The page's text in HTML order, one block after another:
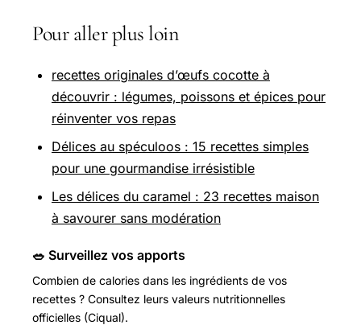
Pour aller plus loin
recettes originales d’œufs cocotte à
découvrir : légumes, poissons et épices pour
réinventer vos repas
Délices au spéculoos : 15 recettes simples
pour une gourmandise irrésistible
Les délices du caramel : 23 recettes maison
à savourer sans modération
🥗 Surveillez vos apports
Combien de calories dans les ingrédients de vos
recettes ? Consultez leurs valeurs nutritionnelles
officielles (Ciqual).